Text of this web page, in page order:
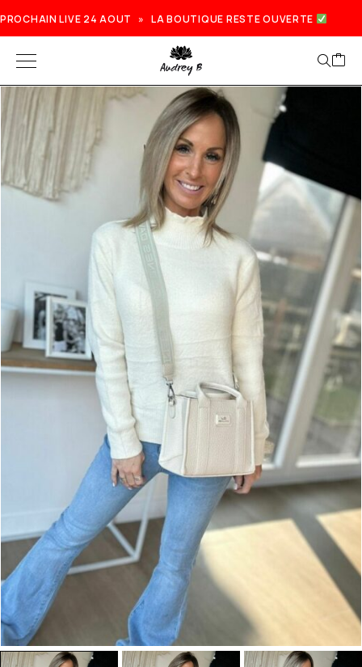
PROCHAIN LIVE 24 AOUT » LA BOUTIQUE RESTE OUVERTE